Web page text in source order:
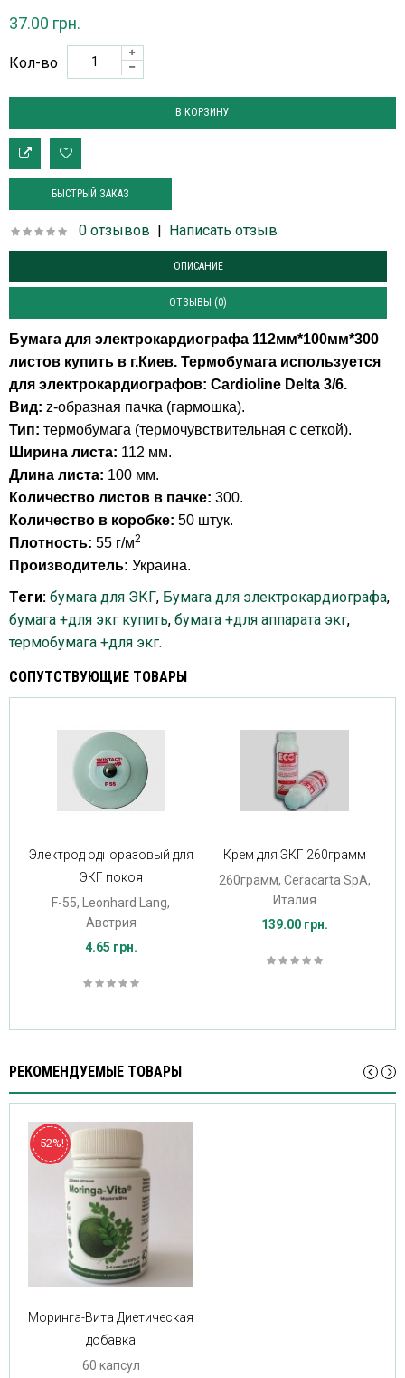
37.00 грн.
Кол-во
БЫСТРЫЙ ЗАКАЗ
0 отзывов | Написать отзыв
ОПИСАНИЕ
ОТЗЫВЫ (0)
Бумага для электрокардиографа 112мм*100мм*300
листов купить в г.Киев. Термобумага используется
для электрокардиографов: Cardioline Delta 3/6.
Вид: z-образная пачка (гармошка).
Тип: термобумага (термочувствительная с сеткой).
Ширина листа: 112 мм.
Длина листа: 100 мм.
Количество листов в пачке: 300.
Количество в коробке: 50 штук.
Плотность: 55 г/м2
Производитель: Украина.
Теги: бумага для ЭКГ, Бумага для электрокардиографа,
бумага +для экг купить, бумага +для аппарата экг,
термобумага +для экг.
СОПУТСТВУЮЩИЕ ТОВАРЫ
Электрод одноразовый для
ЭКГ покоя
F-55, Leonhard Lang,
Австрия
4.65 грн.
Крем для ЭКГ 260грамм
260грамм, Ceracarta SpA,
Италия
139.00 грн.
РЕКОМЕНДУЕМЫЕ ТОВАРЫ
-52%!
Моринга-Вита Диетическая
добавка
60 капсул